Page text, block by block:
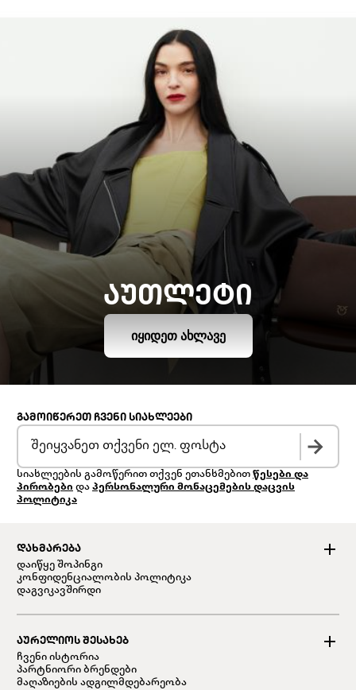
ᲐᲣᲗᲚᲔᲢᲘ
ᲘᲧᲘᲓᲔᲗ ᲐᲮᲚᲐᲕᲔ
ᲓᲐᲮᲛᲐᲠᲔᲑᲐ
დაიწყე შოპინგი
კონფიდენციალობის პოლიტიკა
დაგვიკავშირდი
ᲐᲣᲠᲔᲚᲘᲝᲡ ᲨᲔᲡᲐᲮᲔᲑ
ჩვენი ისტორია
პარტნიორი ბრენდები
მაღაზიების ადგილმდებარეობა
ᲒᲐᲛᲝᲘᲬᲔᲠᲔᲗ ᲩᲕᲔᲜᲘ ᲡᲘᲐᲮᲚᲔᲔᲑᲘ
სიახლეების გამოწერით თქვენ ეთანხმებით წესები და
პირობები და პერსონალური მონაცემების დაცვის
პოლიტიკა